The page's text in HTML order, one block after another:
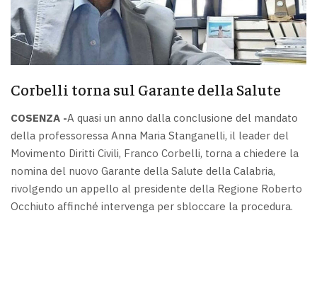
Corbelli torna sul Garante della Salute
COSENZA -A quasi un anno dalla conclusione del mandato
della professoressa Anna Maria Stanganelli, il leader del
Movimento Diritti Civili, Franco Corbelli, torna a chiedere la
nomina del nuovo Garante della Salute della Calabria,
rivolgendo un appello al presidente della Regione Roberto
Occhiuto affinché intervenga per sbloccare la procedura.